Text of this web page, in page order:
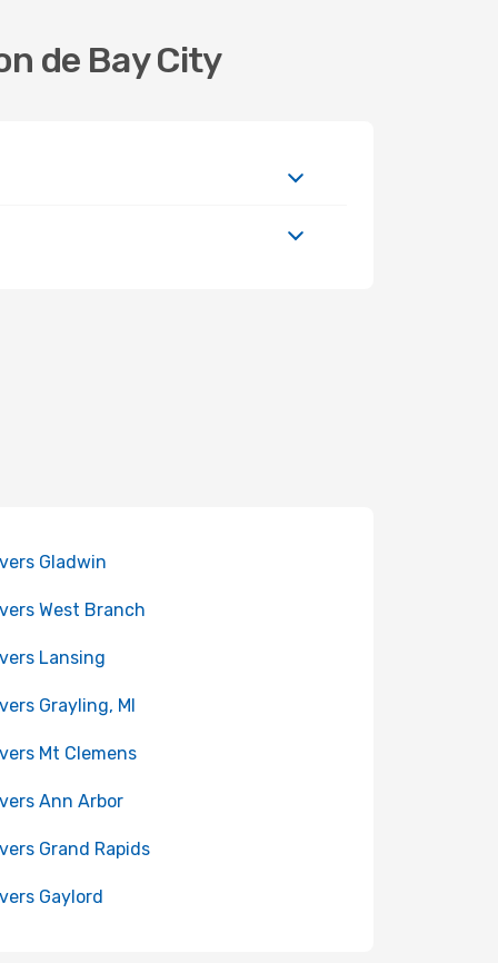
de Bay City
Gladwin
West Branch
Lansing
Grayling, MI
Mt Clemens
Ann Arbor
Grand Rapids
Gaylord